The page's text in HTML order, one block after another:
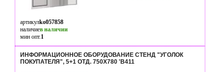
артикулko057858
наличиев наличии
мин опт.1
ИНФОРМАЦИОННОЕ ОБОРУДОВАНИЕ СТЕНД "УГОЛОК
ПОКУПАТЕЛЯ", 5+1 ОТД. 750X780 'B411